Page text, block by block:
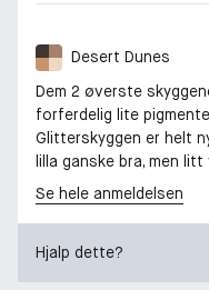
Desert Dunes
Dem 2 øverste
forferdelig lite
Glitterskyggen er helt
lilla ganske bra, men litt
Se hele anmeldelsen
Hjalp dette?